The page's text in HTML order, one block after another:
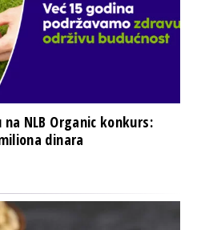
na NLB Organic konkurs:
dinara